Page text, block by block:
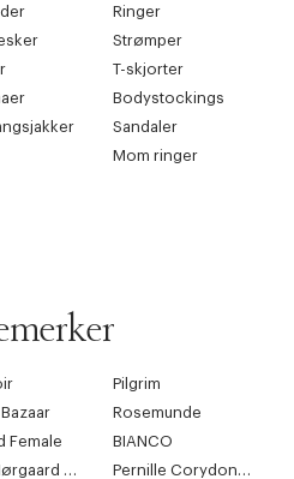
Ringer
Strømper
T-skjorter
Bodystockings
Sandaler
Mom ringer
Pilgrim
Rosemunde
Female
BIANCO
Mads Nørgaard Copenhagen
Pernille Corydon Jewellery